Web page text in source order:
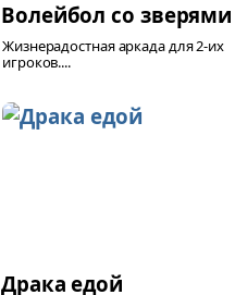
Волейбол со зверями
Жизнерадостная аркада для 2-их
игроков....
Драка едой